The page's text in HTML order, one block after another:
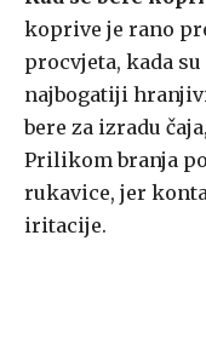
koprive je rano
procvjeta, kada
najbogatiji
bere za izradu
Prilikom branja
rukavice, jer
iritacije.